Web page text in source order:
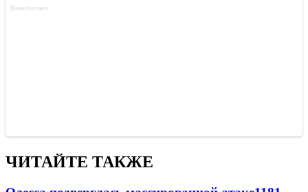
ЧИТАЙТЕ ТАКЖЕ